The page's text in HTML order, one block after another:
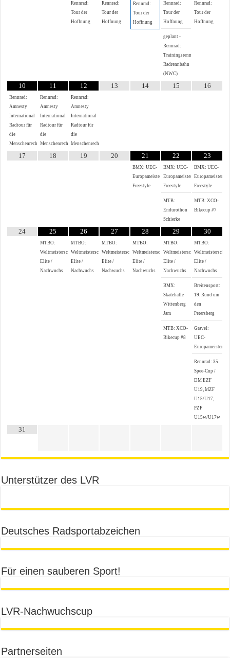
Rennrad:
Tour der
Hoffnung
Rennrad:
Tour der
Hoffnung
Rennrad:
Tour der
Hoffnung
Rennrad:
Tour der
Hoffnung
geplant -
Rennrad:
Trainingsrennen
Radrennbahn
(NWC)
Rennrad:
Tour der
Hoffnung
10
Rennrad:
Amnesty
International
Radtour für
die
Menschenrechte
11
Rennrad:
Amnesty
International
Radtour für
die
Menschenrechte
12
Rennrad:
Amnesty
International
Radtour für
die
Menschenrechte
13 14 15 16
17 18 19 20 21
BMX: UEC-
Europameisterschaft
Freestyle
22
BMX: UEC-
Europameisterschaft
Freestyle
MTB:
Endurothon
Schierke
23
BMX: UEC-
Freestyle
MTB: XCO-
Bikecup #7
24 25
MTBO:
Weltmeisterschaften
Elite /
Nachwuchs
26
MTBO:
Weltmeisterschaften
Elite /
Nachwuchs
27
MTBO:
Weltmeisterschaften
Elite /
Nachwuchs
28
MTBO:
Weltmeisterschaften
Elite /
Nachwuchs
29
MTBO:
Weltmeisterschaften
Elite /
Nachwuchs
BMX:
Skatehalle
Wittenberg
Jam
MTB: XCO-
Bikecup #8
30
MTBO:
Elite /
Nachwuchs
Breitensport:
19. Rund um
den
Petersberg
Gravel:
UEC-
Rennrad: 35.
Spee-Cup /
DM EZF
U19, MZF
U15/U17,
PZF
U15w/U17w
31
Unterstützer des LVR
Deutsches Radsportabzeichen
Für einen sauberen Sport!
LVR-Nachwuchscup
Partnerseiten